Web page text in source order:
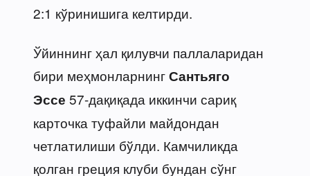
2:1 кўринишига келтирди.
Ўйиннинг ҳал қилувчи паллаларидан
бири меҳмонларнингСантьяго
Эссе 57-дақиқада иккинчи сариқ
карточка туфайли майдондан
четлатилиши бўлди. Камчиликда
қолган греция клуби бундан сўнг